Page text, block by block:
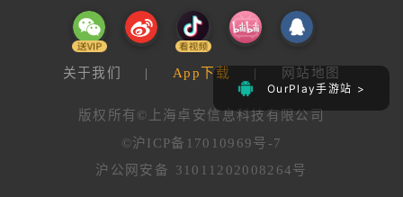
OurPlay手游站 >
关于我们 | App下载 | 网站地图
版权所有©上海卓安信息科技有限公司
©沪ICP备17010969号-7
沪公网安备 31011202008264号